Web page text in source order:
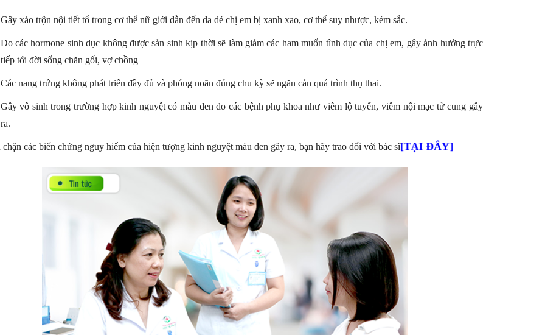
Gây xáo trộn nội tiết tố trong cơ thể nữ giới dẫn đến da dẻ chị em bị xanh xao, cơ thể suy nhược, kém sắc.
Do các hormone sinh dục không được sản sinh kịp thời sẽ làm giảm các ham muốn tình dục của chị em, gây ảnh hưởng trực
tiếp tới đời sống chăn gối, vợ chồng
Các nang trứng không phát triển đầy đủ và phóng noãn đúng chu kỳ sẽ ngăn cản quá trình thụ thai.
Gây vô sinh trong trường hợp kinh nguyệt có màu đen do các bệnh phụ khoa như viêm lộ tuyến, viêm nội mạc tử cung gây
ra.
các biến chứng nguy hiểm của hiện tượng kinh nguyệt màu đen gây ra, bạn hãy trao đổi với bác sĩ[TẠI ĐÂY]